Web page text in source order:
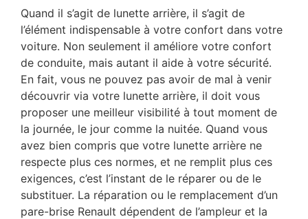
Quand il s’agit de lunette arrière, il s’agit de
l’élément indispensable à votre confort dans votre
voiture. Non seulement il améliore votre confort
de conduite, mais autant il aide à votre sécurité.
En fait, vous ne pouvez pas avoir de mal à venir
découvrir via votre lunette arrière, il doit vous
proposer une meilleur visibilité à tout moment de
la journée, le jour comme la nuitée. Quand vous
avez bien compris que votre lunette arrière ne
respecte plus ces normes, et ne remplit plus ces
exigences, c’est l’instant de le réparer ou de le
substituer. La réparation ou le remplacement d’un
pare-brise Renault dépendent de l’ampleur et la